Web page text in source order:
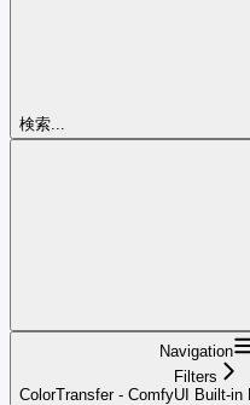
検索...
Navigation
Filters
ColorTransfer - ComfyUI Built-in